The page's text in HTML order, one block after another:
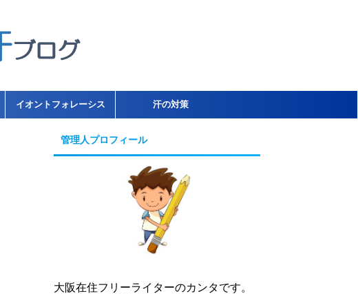
イオントフォレーシス 汗の対策
管理人プロフィール
大阪在住フリーライターのカンタです。